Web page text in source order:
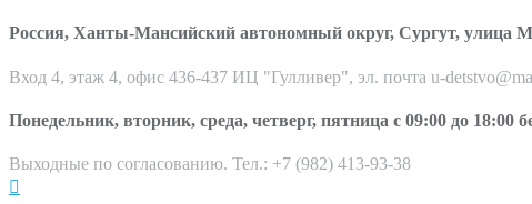
Россия, Ханты-Мансийский автономный округ, Сургут, улица
Вход 4, этаж 4, офис 436-437 ИЦ "Гулливер", эл. почта u-
Понедельник, вторник, среда, четверг, пятница с 09:00 до 18:00
Выходные по согласованию. Тел.: +7 (982) 413-93-38